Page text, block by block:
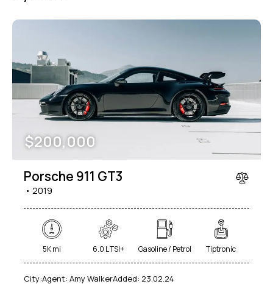
$200,000
Porsche 911 GT3
2019
5K mi 6.0 L TSI+ Gasoline / Petrol Tiptronic
City:Agent: Amy WalkerAdded: 23.02.24